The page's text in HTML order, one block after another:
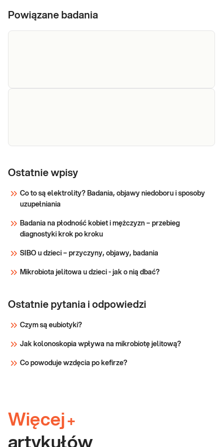
Powiązane badania
Ostatnie wpisy
Co to są elektrolity? Badania, objawy niedoboru i sposoby
uzupełniania
Badania na płodność kobiet i mężczyzn – przebieg
diagnostyki krok po kroku
SIBO u dzieci – przyczyny, objawy, badania
Mikrobiota jelitowa u dzieci - jak o nią dbać?
Ostatnie pytania i odpowiedzi
Czym są eubiotyki?
Jak kolonoskopia wpływa na mikrobiotę jelitową?
Co powoduje wzdęcia po kefirze?
Więcej +
artykułów